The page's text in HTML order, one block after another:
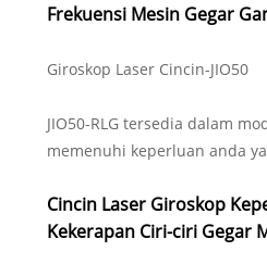
Frekuensi Mesin Gegar
Giroskop Laser Cincin-JIO50
JIO50-RLG tersedia dalam
memenuhi keperluan anda
Cincin Laser Giroskop
Kekerapan Ciri-ciri Gegar